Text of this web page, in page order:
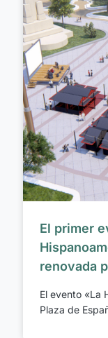
El primer
renovada
El evento «La
Plaza de